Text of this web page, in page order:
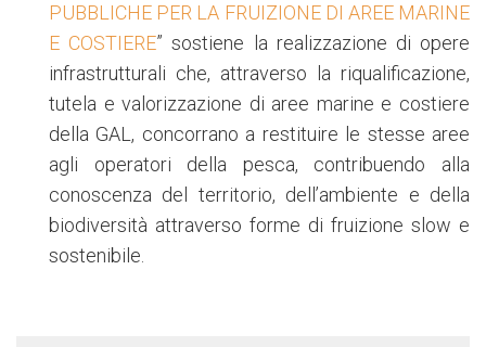
PUBBLICHE PER LA FRUIZIONE DI AREE MARINE
E COSTIERE” sostiene la realizzazione di opere
infrastrutturali che, attraverso la riqualificazione,
tutela e valorizzazione di aree marine e costiere
della GAL, concorrano a restituire le stesse aree
agli operatori della pesca, contribuendo alla
conoscenza del territorio, dell’ambiente e della
biodiversità attraverso forme di fruizione slow e
sostenibile.